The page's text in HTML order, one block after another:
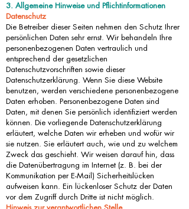
3. Allgemeine Hinweise und Pflichtinformationen
Datenschutz
Die Betreiber dieser Seiten nehmen den Schutz Ihrer
persönlichen Daten sehr ernst. Wir behandeln Ihre
personenbezogenen Daten vertraulich und
entsprechend der gesetzlichen
Datenschutzvorschriften sowie dieser
Datenschutzerklärung. Wenn Sie diese Website
benutzen, werden verschiedene personenbezogene
Daten erhoben. Personenbezogene Daten sind
Daten, mit denen Sie persönlich identifiziert werden
können. Die vorliegende Datenschutzerklärung
erläutert, welche Daten wir erheben und wofür wir
sie nutzen. Sie erläutert auch, wie und zu welchem
Zweck das geschieht. Wir weisen darauf hin, dass
die Datenübertragung im Internet (z. B. bei der
Kommunikation per E-Mail) Sicherheitslücken
aufweisen kann. Ein lückenloser Schutz der Daten
vor dem Zugriff durch Dritte ist nicht möglich.